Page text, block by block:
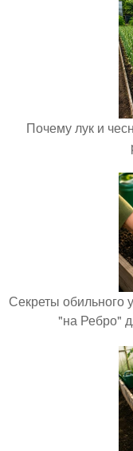
Почему лук и
Секреты обильного
"на Ребро"